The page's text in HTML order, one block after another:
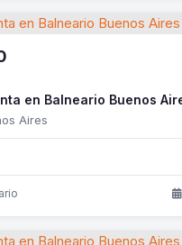
en Balneario Buenos
Aires